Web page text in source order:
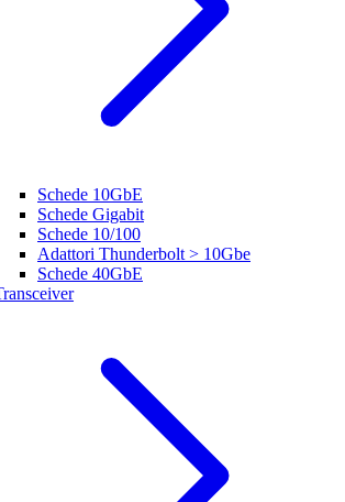
Schede 10GbE
Schede Gigabit
Schede 10/100
Adattori Thunderbolt > 10Gbe
Schede 40GbE